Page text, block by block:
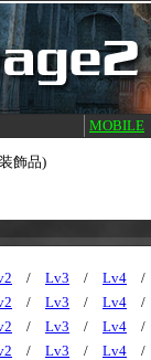
MOBILE
飾品)
/ Lv3 / Lv4
/ Lv3 / Lv4
/ Lv3 / Lv4
/ Lv3 / Lv4